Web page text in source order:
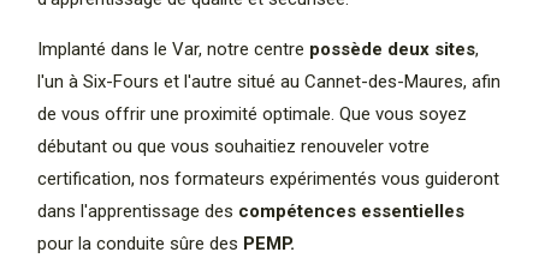
Implanté dans le Var, notre centre possède deux sites,
l'un à Six-Fours et l'autre situé au Cannet-des-Maures, afin
de vous offrir une proximité optimale. Que vous soyez
débutant ou que vous souhaitiez renouveler votre
certification, nos formateurs expérimentés vous guideront
dans l'apprentissage des compétences essentielles
pour la conduite sûre des PEMP.